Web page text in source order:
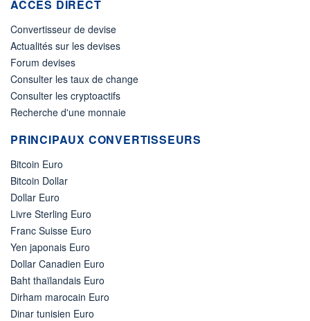
ACCÈS DIRECT
Convertisseur de devise
Actualités sur les devises
Forum devises
Consulter les taux de change
Consulter les cryptoactifs
Recherche d'une monnaie
PRINCIPAUX CONVERTISSEURS
Bitcoin Euro
Bitcoin Dollar
Dollar Euro
Livre Sterling Euro
Franc Suisse Euro
Yen japonais Euro
Dollar Canadien Euro
Baht thaïlandais Euro
Dirham marocain Euro
Dinar tunisien Euro